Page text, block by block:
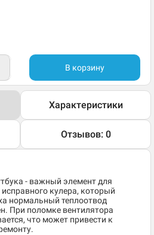
В корзину
Характеристики
Отзывов: 0
- важный элемент для
кулера, который
нормальный теплоотвод
При поломке вентилятора
что может привести к